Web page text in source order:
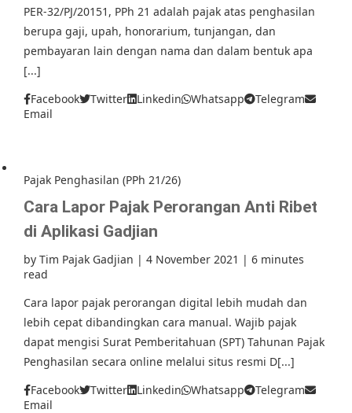
PER-32/PJ/20151, PPh 21 adalah pajak atas penghasilan
berupa gaji, upah, honorarium, tunjangan, dan
pembayaran lain dengan nama dan dalam bentuk apa
[...]
Facebook
Twitter Linkedin Whatsapp
Telegram
Email
Pajak Penghasilan (PPh 21/26)
Cara Lapor Pajak Perorangan Anti Ribet
di Aplikasi Gadjian
by Tim Pajak Gadjian | 4 November 2021 | 6 minutes
read
Cara lapor pajak perorangan digital lebih mudah dan
lebih cepat dibandingkan cara manual. Wajib pajak
dapat mengisi Surat Pemberitahuan (SPT) Tahunan Pajak
Penghasilan secara online melalui situs resmi D[...]
Facebook
Twitter Linkedin Whatsapp
Telegram
Email